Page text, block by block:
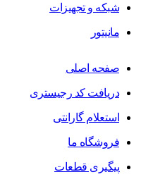
شبکه و تجهیزات
مانیتور
صفحه اصلی
دریافت کد رجیستری
استعلام گارانتی
فروشگاه ما
پیگیری قطعات